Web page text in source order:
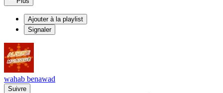
Ajouter à la playlist
Signaler
wahab benawad
Suivre